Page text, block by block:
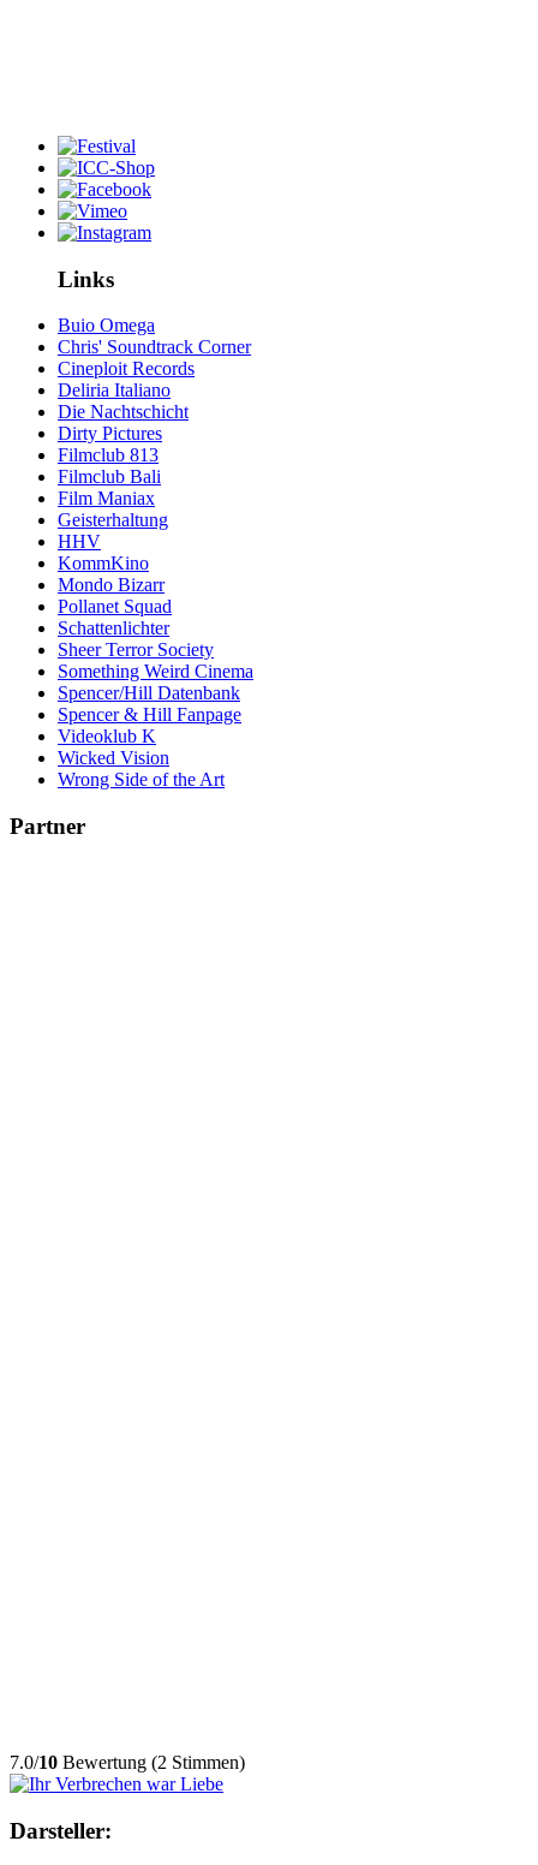
Links
Buio Omega
Chris' Soundtrack Corner
Cineploit Records
Deliria Italiano
Die Nachtschicht
Dirty Pictures
Filmclub 813
Filmclub Bali
Film Maniax
Geisterhaltung
HHV
KommKino
Mondo Bizarr
Pollanet Squad
Schattenlichter
Sheer Terror Society
Something Weird Cinema
Spencer/Hill Datenbank
Spencer & Hill Fanpage
Videoklub K
Wicked Vision
Wrong Side of the Art
Partner
7.0/10 Bewertung (2 Stimmen)
Darsteller: